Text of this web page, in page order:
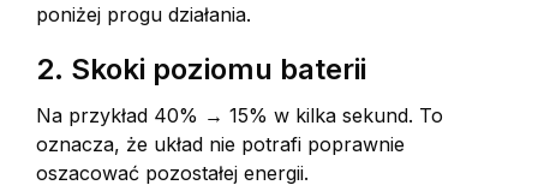
poniżej progu działania.
2. Skoki poziomu baterii
Na przykład 40% → 15% w kilka sekund. To
oznacza, że układ nie potrafi poprawnie
oszacować pozostałej energii.